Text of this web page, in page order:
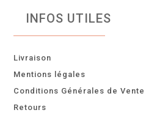
INFOS UTILES
Livraison
Mentions légales
Conditions Générales de Vente
Retours